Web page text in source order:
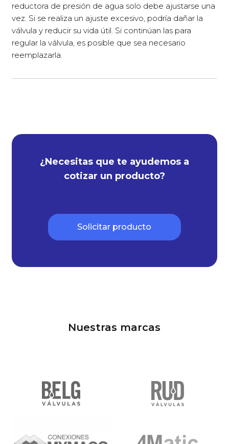
reductora de presión de agua solo debe ajustarse una
vez. Si se realiza un ajuste excesivo, podría dañar la
válvula y reducir su vida útil. Si continúan las para
regular la válvula, es posible que sea necesario
reemplazarla.
¿Necesitas que te ayudemos a
cotizar un producto?
Solicitar producto
Nuestras marcas